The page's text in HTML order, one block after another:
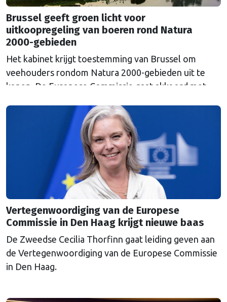
Brussel geeft groen licht voor
uitkoopregeling van boeren rond Natura
2000-gebieden
Het kabinet krijgt toestemming van Brussel om
veehouders rondom Natura 2000-gebieden uit te
kopen. De Europese Commissie gaat akkoord met
Vertegenwoordiging van de Europese
Commissie in Den Haag krijgt nieuwe baas
De Zweedse Cecilia Thorfinn gaat leiding geven aan
de Vertegenwoordiging van de Europese Commissie
in Den Haag.